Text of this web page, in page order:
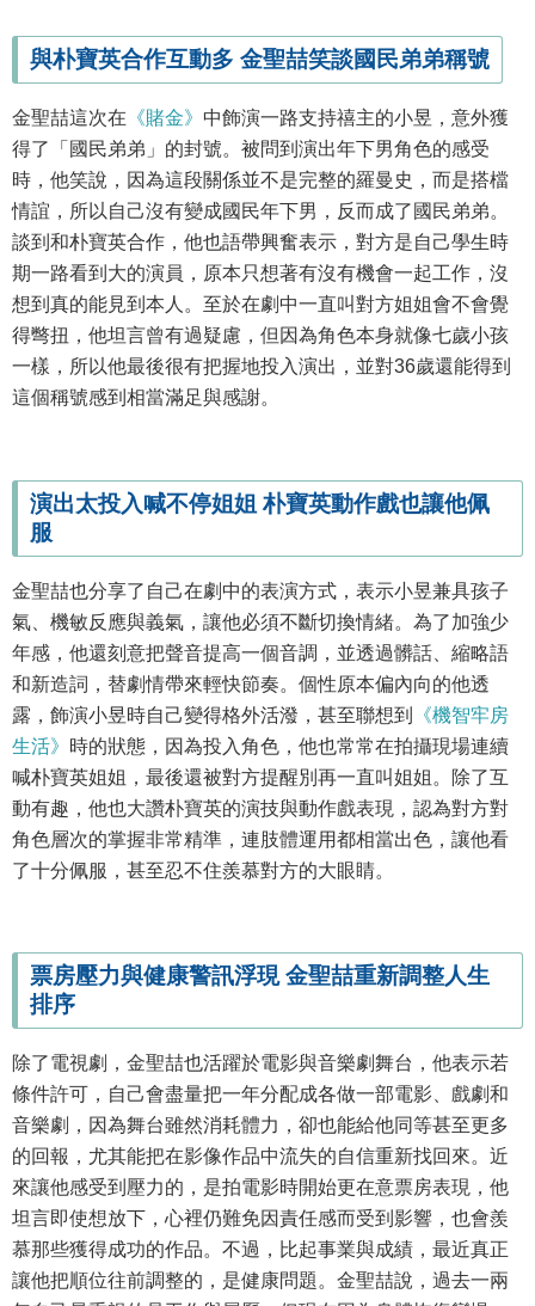
與朴寶英合作互動多 金聖喆笑談國民弟弟稱號
金聖喆這次在 《賭金》 中飾演一路支持禧主的小昱，意外獲
得了「國民弟弟」的封號。被問到演出年下男角色的感受
時，他笑說，因為這段關係並不是完整的羅曼史，而是搭檔
情誼，所以自己沒有變成國民年下男，反而成了國民弟弟。
談到和朴寶英合作，他也語帶興奮表示，對方是自己學生時
期一路看到大的演員，原本只想著有沒有機會一起工作，沒
想到真的能見到本人。至於在劇中一直叫對方姐姐會不會覺
得彆扭，他坦言曾有過疑慮，但因為角色本身就像七歲小孩
一樣，所以他最後很有把握地投入演出，並對36歲還能得到
這個稱號感到相當滿足與感謝。
演出太投入喊不停姐姐 朴寶英動作戲也讓他佩
服
金聖喆也分享了自己在劇中的表演方式，表示小昱兼具孩子
氣、機敏反應與義氣，讓他必須不斷切換情緒。為了加強少
年感，他還刻意把聲音提高一個音調，並透過髒話、縮略語
和新造詞，替劇情帶來輕快節奏。個性原本偏內向的他透
露，飾演小昱時自己變得格外活潑，甚至聯想到
《機智牢房
生活》 時的狀態，因為投入角色，他也常常在拍攝現場連續
喊朴寶英姐姐，最後還被對方提醒別再一直叫姐姐。除了互
動有趣，他也大讚朴寶英的演技與動作戲表現，認為對方對
角色層次的掌握非常精準，連肢體運用都相當出色，讓他看
了十分佩服，甚至忍不住羨慕對方的大眼睛。
票房壓力與健康警訊浮現 金聖喆重新調整人生
排序
除了電視劇，金聖喆也活躍於電影與音樂劇舞台，他表示若
條件許可，自己會盡量把一年分配成各做一部電影、戲劇和
音樂劇，因為舞台雖然消耗體力，卻也能給他同等甚至更多
的回報，尤其能把在影像作品中流失的自信重新找回來。近
來讓他感受到壓力的，是拍電影時開始更在意票房表現，他
坦言即使想放下，心裡仍難免因責任感而受到影響，也會羨
慕那些獲得成功的作品。不過，比起事業與成績，最近真正
讓他把順位往前調整的，是健康問題。金聖喆說，過去一兩